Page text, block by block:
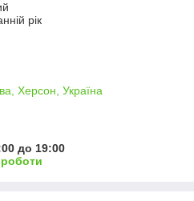
рік
Херсон, Україна
до 19:00